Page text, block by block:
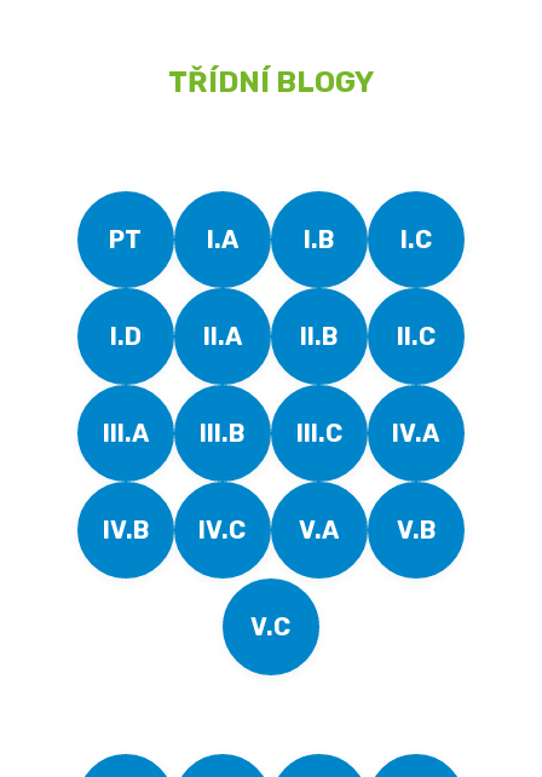
TŘÍDNÍ BLOGY
PT I.A I.B I.C
I.D II.A II.B II.C
III.A III.B III.C IV.A
IV.B IV.C V.A V.B
V.C